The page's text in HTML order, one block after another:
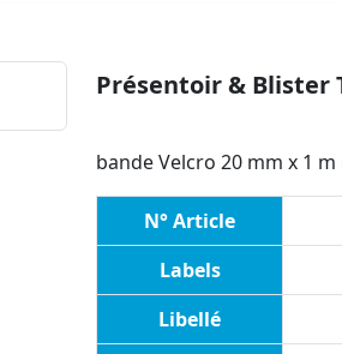
Présentoir & Blister
bande Velcro 20 mm x 1 m
N° Article
Labels
Libellé